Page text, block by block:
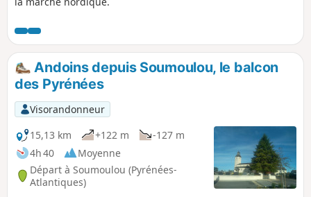
Andoins depuis Soumoulou, le balcon
des Pyrénées
Visorandonneur
15,13 km
+122 m
-127 m
4h 40
Moyenne
Départ à Soumoulou (Pyrénées-
Atlantiques)